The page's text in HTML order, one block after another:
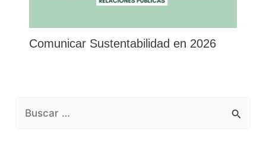
Comunicar Sustentabilidad en 2026